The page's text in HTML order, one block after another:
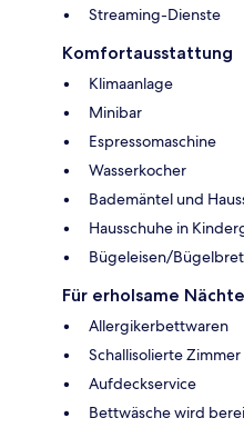
Streaming-Dienste
Komfortausstattung
Klimaanlage
Minibar
Espressomaschine
Wasserkocher
Bademäntel und
Hausschuhe in
Bügeleisen/
Für erholsame Nächte
Allergikerbettwaren
Schallisolierte Zimmer
Aufdeckservice
Bettwäsche wird